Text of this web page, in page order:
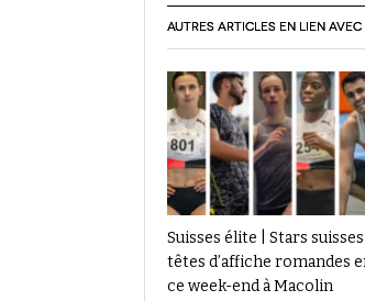
AUTRES ARTICLES EN LIEN
Suisses élite | Stars
têtes d’affiche romandes
ce week-end à Macolin